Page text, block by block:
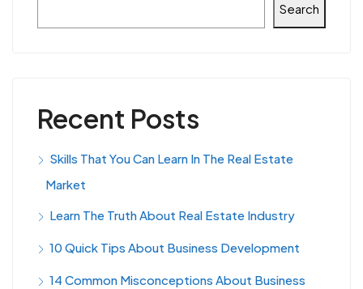
Search
Recent Posts
Skills That You Can Learn In The Real Estate
Market
Learn The Truth About Real Estate Industry
10 Quick Tips About Business Development
14 Common Misconceptions About Business